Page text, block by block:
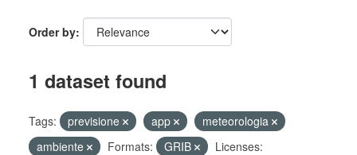
Order by
1 dataset found
Tags: previsione app
meteorologia
ambiente
Formats: GRIB
Licenses: